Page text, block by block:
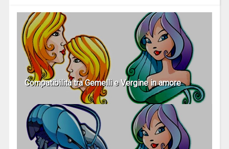
Compatibilità tra Gemelli e Vergine in amore